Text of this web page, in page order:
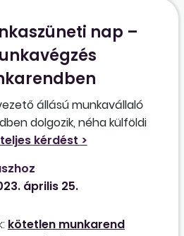
nap –
állású munkavállaló
dolgozik, néha külföldi
is. Előfordul, hogy a külföldi
napon is kell
milyen díjazásra
Álláspontunk szerint,
munkarend ellenére
április 25.
kötetlen munkarend